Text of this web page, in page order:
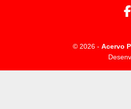
© 2026 - Acervo